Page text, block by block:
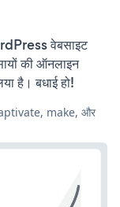
वेबसाइट
की ऑनलाइन
है। बधाई हो!
make, और